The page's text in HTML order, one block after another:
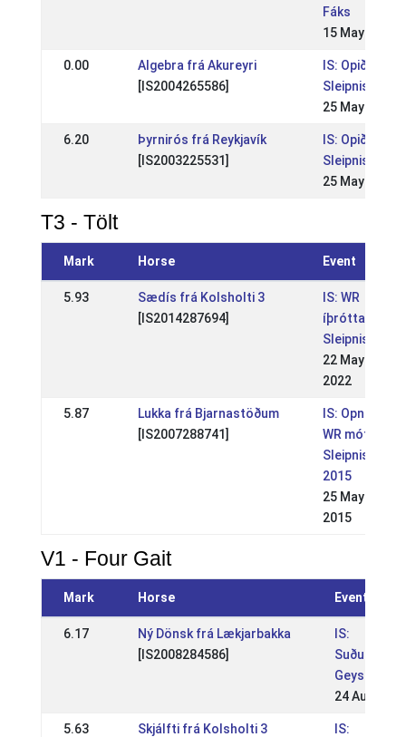
Fáks
15 May 2016
0.00
Algebra frá Akureyri
[IS2004265586]
IS: Opið WR
Sleipnis
25 May 2014
6.20
Þyrnirós frá Reykjavík
[IS2003225531]
IS: Opið WR
Sleipnis
25 May 2014
T3 - Tölt
Mark Horse Event
5.93
Sædís frá Kolsholti 3
[IS2014287694]
IS: WR
íþróttamót
Sleipnis
22 May
2022
5.87
Lukka frá Bjarnastöðum
[IS2007288741]
IS: Opna
WR mót
Sleipnis
2015
25 May
2015
V1 - Four Gait
Mark Horse Event
6.17
Ný Dönsk frá Lækjarbakka
[IS2008284586]
IS:
Geysis
24 Aug 2014
5.63
Skjálfti frá Kolsholti 3
IS: